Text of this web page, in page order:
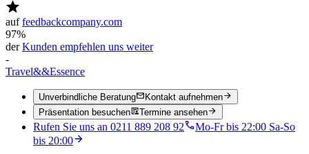
auffeedbackcompany.com
97%
derKunden empfehlen uns weiter
-
Travel&&Essence
Unverbindliche Beratung
Kontakt aufnehmen
Präsentation besuchen
Termine ansehen
Rufen Sie uns an 0211 889 208 92
Mo-Fr bis 22:00 Sa-So
bis 20:00